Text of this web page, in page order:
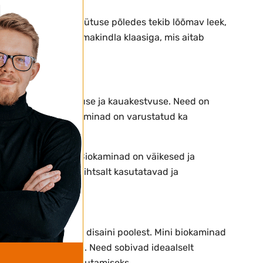
süüdata. Biokütuse põledes tekib lõõmav leek,
varustatud kuumakindla klaasiga, mis aitab
vastupidavuse ja kauakestvuse. Need on
osadest. Biokaminad on varustatud ka
säilitada soojust.
biovedelik. Biokaminad on väikesed ja
Need on ka lihtsalt kasutatavad ja
mitmekülgsed disaini poolest. Mini biokaminad
Need sobivad ideaalselt